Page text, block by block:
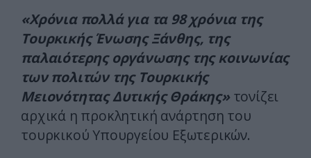
«Χρόνια πολλά για τα 98 χρόνια της
Τουρκικής Ένωσης Ξάνθης, της
παλαιότερης οργάνωσης της κοινωνίας
των πολιτών της Τουρκικής
Μειονότητας Δυτικής Θράκης»τονίζει
αρχικά η προκλητική ανάρτηση του
τουρκικού Υπουργείου Εξωτερικών.